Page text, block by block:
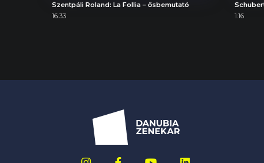
Szentpáli Roland: La Follia – ősbemutató
16:33
1:16